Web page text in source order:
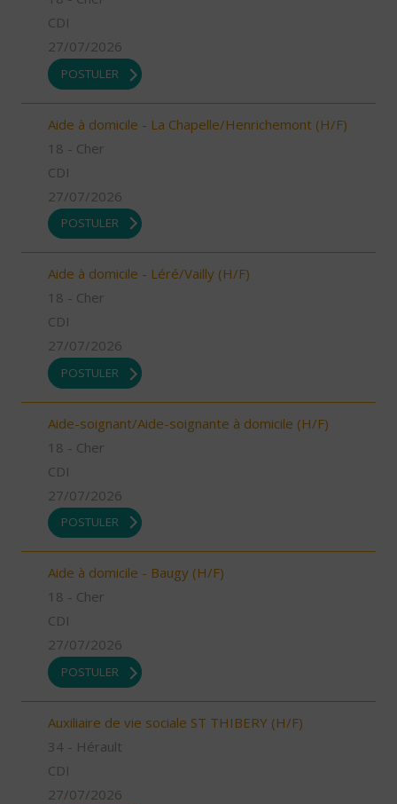
CDI
27/07/2026
POSTULER
Aide à domicile - La Chapelle/Henrichemont (H/F)
18 - Cher
CDI
27/07/2026
POSTULER
Aide à domicile - Léré/Vailly (H/F)
18 - Cher
CDI
27/07/2026
POSTULER
Aide-soignant/Aide-soignante à domicile (H/F)
18 - Cher
CDI
27/07/2026
POSTULER
Aide à domicile - Baugy (H/F)
18 - Cher
CDI
27/07/2026
POSTULER
Auxiliaire de vie sociale ST THIBERY (H/F)
34 - Hérault
CDI
27/07/2026